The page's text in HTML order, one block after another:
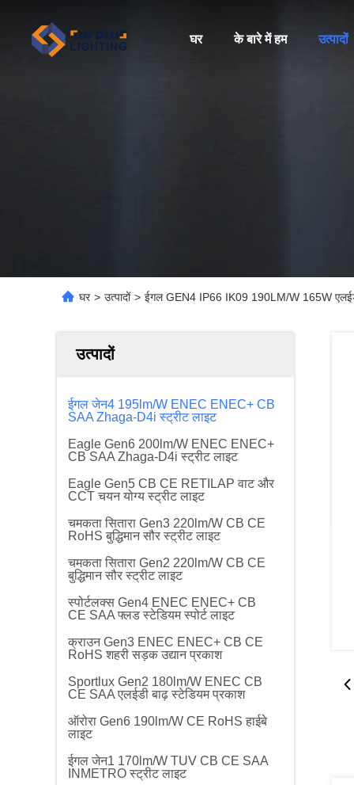
घर के बारे में हम उत्पादों
घर > उत्पादों > ईगल GEN4 IP66 IK09 190LM/W 165W
उत्पादों
ईगल जेन4 195lm/W ENEC ENEC+ CB
SAA Zhaga-D4i स्ट्रीट लाइट
Eagle Gen6 200lm/W ENEC ENEC+
CB SAA Zhaga-D4i स्ट्रीट लाइट
Eagle Gen5 CB CE RETILAP वाट और
CCT चयन योग्य स्ट्रीट लाइट
चमकता सितारा Gen3 220lm/W CB CE
RoHS बुद्धिमान सौर स्ट्रीट लाइट
चमकता सितारा Gen2 220lm/W CB CE
बुद्धिमान सौर स्ट्रीट लाइट
स्पोर्टलक्स Gen4 ENEC ENEC+ CB
CE SAA फ्लड स्टेडियम स्पोर्ट लाइट
क्राउन Gen3 ENEC ENEC+ CB CE
RoHS शहरी सड़क उद्यान प्रकाश
Sportlux Gen2 180lm/W ENEC CB
CE SAA एलईडी बाढ़ स्टेडियम प्रकाश
ऑरोरा Gen6 190lm/W CE RoHS हाईबे
लाइट
ईगल जेन1 170lm/W TUV CB CE SAA
INMETRO स्ट्रीट लाइट